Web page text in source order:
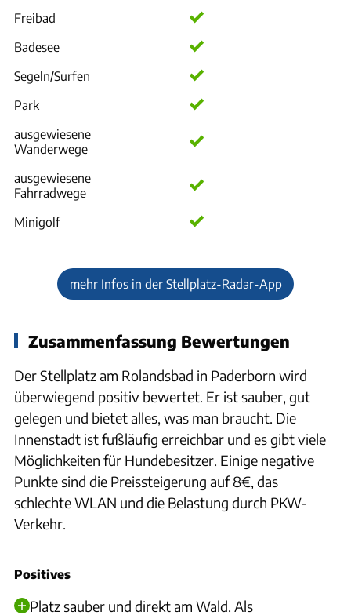
Freibad
Badesee
Segeln/Surfen
Park
ausgewiesene
Wanderwege
ausgewiesene
Fahrradwege
Minigolf
mehr Infos in der Stellplatz-Radar-App
Zusammenfassung Bewertungen
Der Stellplatz am Rolandsbad in Paderborn wird
überwiegend positiv bewertet. Er ist sauber, gut
gelegen und bietet alles, was man braucht. Die
Innenstadt ist fußläufig erreichbar und es gibt viele
Möglichkeiten für Hundebesitzer. Einige negative
Punkte sind die Preissteigerung auf 8€, das
schlechte WLAN und die Belastung durch PKW-
Verkehr.
Positives
Platz sauber und direkt am Wald. Als